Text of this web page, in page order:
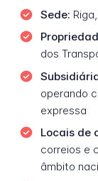
Sede:
dos
operando
expressa
Locais de
correios e
âmbito